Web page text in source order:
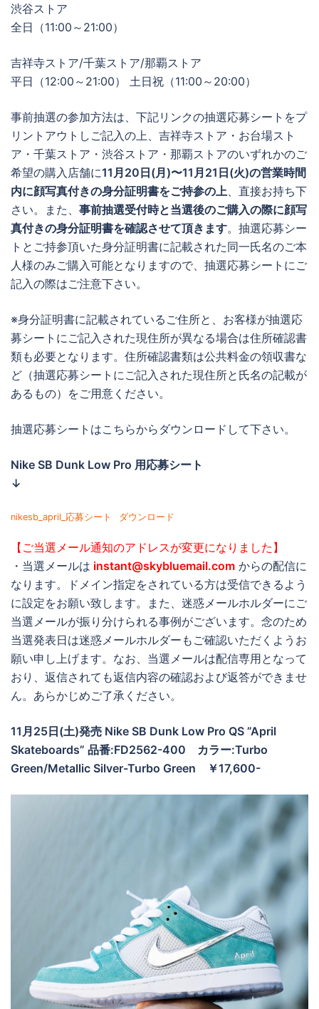
渋谷ストア
全日（11:00～21:00）
吉祥寺ストア/千葉ストア/那覇ストア
平日（12:00～21:00） 土日祝（11:00～20:00）
事前抽選の参加方法は、下記リンクの抽選応募シートをプ
リントアウトしご記入の上、吉祥寺ストア・お台場スト
ア・千葉ストア・渋谷ストア・那覇ストアのいずれかのご
希望の購入店舗に11月20日(月)〜11月21日(火)の営業時間
内に顔写真付きの身分証明書をご持参の上 、直接お持ち下
さい。また、 事前抽選受付時と当選後のご購入の際に顔写
真付きの身分証明書を確認させて頂きます。抽選応募シー
トとご持参頂いた身分証明書に記載された同一氏名のご本
人様のみご購入可能となりますので、抽選応募シートにご
記入の際はご注意下さい。
※身分証明書に記載されているご住所と、お客様が抽選応
募シートにご記入された現住所が異なる場合は住所確認書
類も必要となります。住所確認書類は公共料金の領収書な
ど（抽選応募シートにご記入された現住所と氏名の記載が
あるもの）をご用意ください。
抽選応募シートはこちらからダウンロードして下さい。
Nike SB Dunk Low Pro 用応募シート
↓
nikesb_april_応募シート ダウンロード
【ご当選メール通知のアドレスが変更になりました】
・当選メールは instant@skybluemail.com からの配信に
なります。ドメイン指定をされている方は受信できるよう
に設定をお願い致します。また、迷惑メールホルダーにご
当選メールが振り分けられる事例がございます。念のため
当選発表日は迷惑メールホルダーもご確認いただくようお
願い申し上げます。なお、当選メールは配信専用となって
おり、返信されても返信内容の確認および返答ができませ
ん。あらかじめご了承ください。
11月25日(土)発売 Nike SB Dunk Low Pro QS ”April
Skateboards” 品番:FD2562-400 カラー:Turbo
Green/Metallic Silver-Turbo Green ￥17,600-